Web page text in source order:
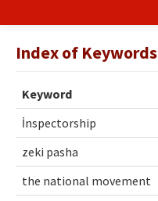
Publication Policy
Boards of the Journal
Publication Principles
Ethical Principles
Index of Keywords
Keyword
İnspectorship
zeki pasha
the national movement